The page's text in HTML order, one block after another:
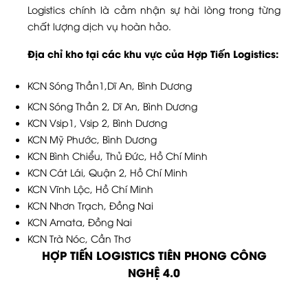
Logistics chính là cảm nhận sự hài lòng trong từng
chất lượng dịch vụ hoàn hảo.
Địa chỉ kho tại các khu vực của Hợp Tiến Logistics:
KCN Sóng Thần1,Dĩ An, Bình Dương
KCN Sóng Thần 2, Dĩ An, Bình Dương
KCN Vsip1, Vsip 2, Bình Dương
KCN Mỹ Phước, Bình Dương
KCN Bình Chiểu, Thủ Đức, Hồ Chí Minh
KCN Cát Lái, Quận 2, Hồ Chí Minh
KCN Vĩnh Lộc, Hồ Chí Minh
KCN Nhơn Trạch, Đồng Nai
KCN Amata, Đồng Nai
KCN Trà Nóc, Cần Thơ
HỢP TIẾN LOGISTICS TIÊN PHONG CÔNG
NGHỆ 4.0